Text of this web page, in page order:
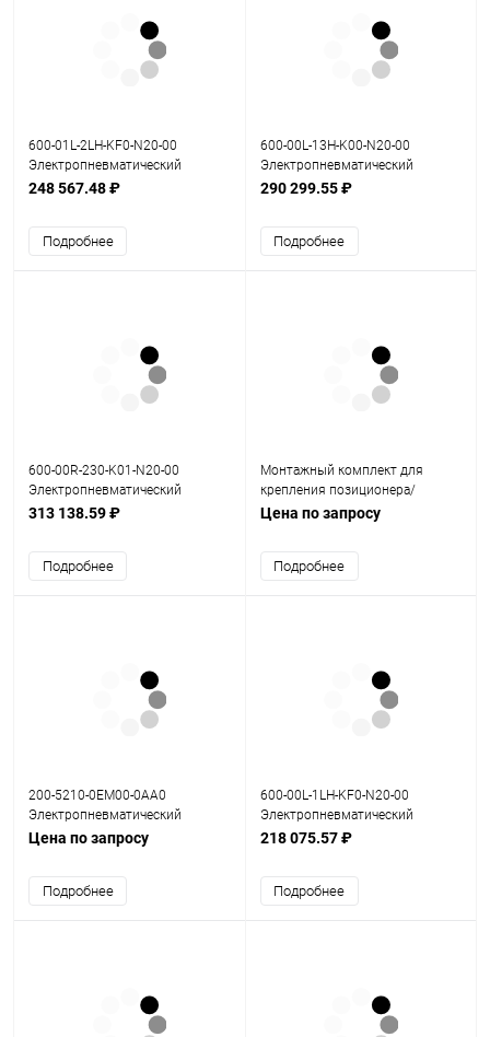
600-01L-2LH-KF0-N20-00
Электропневматический
позиционер серия 600
248 567.48 ₽
Подробнее
600-00L-13H-K00-N20-00
Электропневматический
позиционер серия 600
290 299.55 ₽
Подробнее
600-00R-230-K01-N20-00
Электропневматический
позиционер серия 600
313 138.59 ₽
Подробнее
Монтажный комплект для
крепления позиционера/
привода на клапан
Цена по запросу
Подробнее
200-5210-0EM00-0AA0
Электропневматический
позиционер SFV-200
Цена по запросу
Подробнее
600-00L-1LH-KF0-N20-00
Электропневматический
позиционер серия 600
218 075.57 ₽
Подробнее